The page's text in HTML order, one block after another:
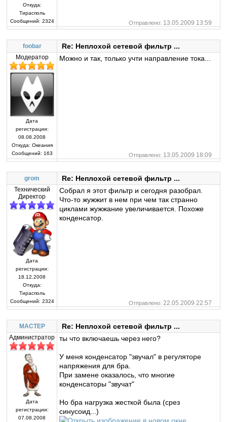
Откуда:
Тирасполь
Сообщений: 2324 Отправлено: 13.05.2009 13:59
foobar Re: Неплохой сетевой фильтр ...
Модератор
Дата
регистрации:
08.08.2008
Откуда: Океания
Сообщений: 163
Можно и так, только учти направление тока...
Отправлено: 13.05.2009 18:09
grom Re: Неплохой сетевой фильтр ...
Технический
Директор
Дата
регистрации:
18.12.2008
Откуда:
Тирасполь
Сообщений: 2324
Собрал я этот фильтр и сегодня разобрал.
Что-то жужжит в нем при чем так странно
циклами жужжание увеличивается. Похоже
конденсатор.
Отправлено: 22.05.2009 22:57
MACTEP Re: Неплохой сетевой фильтр ...
Администратор
Дата
регистрации:
07.08.2008
ты что включаешь через него?
У меня конденсатор "звучал" в регуляторе
напряжения для бра.
При замене оказалось, что многие
конденсаторы "звучат"
Но бра нагрузка жесткой была (срез
синусоид...)